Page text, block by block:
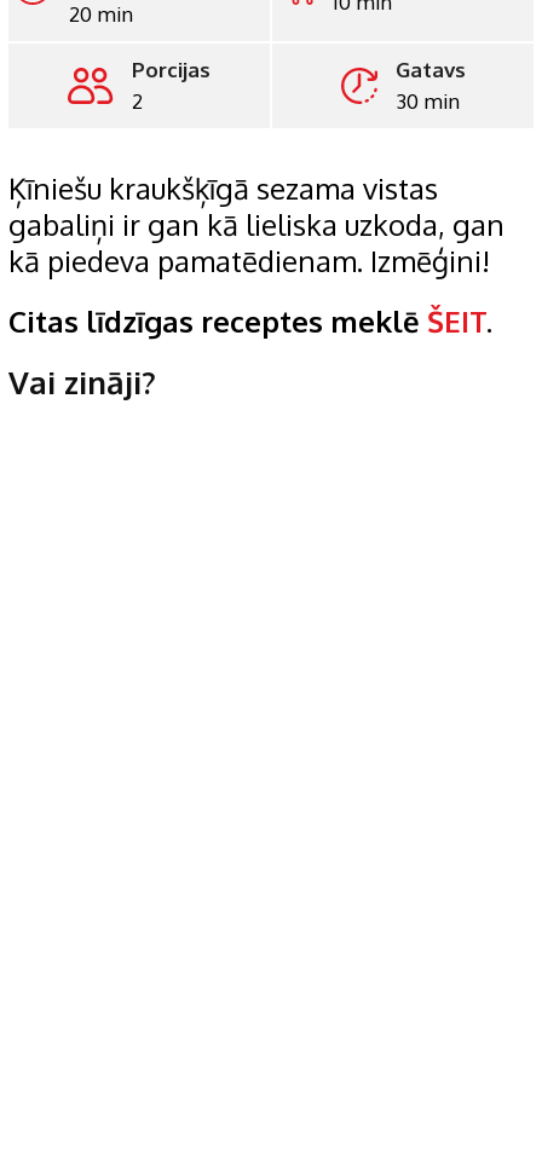
20 min
Porcijas
2
Gatavs
30 min
Ķīniešu kraukšķīgā sezama vistas
gabaliņi ir gan kā lieliska uzkoda, gan
kā piedeva pamatēdienam. Izmēģini!
Citas līdzīgas receptes meklē ŠEIT.
Vai zināji?